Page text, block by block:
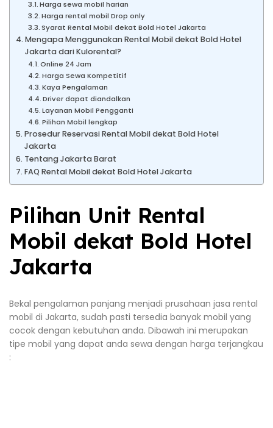
Harga sewa mobil harian
Harga rental mobil Drop only
Syarat Rental Mobil dekat Bold Hotel Jakarta
Mengapa Menggunakan Rental Mobil dekat Bold Hotel
Jakarta dari Kulorental?
Online 24 Jam
Harga Sewa Kompetitif
Kaya Pengalaman
Driver dapat diandalkan
Layanan Mobil Pengganti
Pilihan Mobil lengkap
Prosedur Reservasi Rental Mobil dekat Bold Hotel
Jakarta
Tentang Jakarta Barat
FAQ Rental Mobil dekat Bold Hotel Jakarta
Pilihan Unit Rental
Mobil dekat Bold Hotel
Jakarta
Bekal pengalaman panjang menjadi prusahaan jasa rental
mobil di Jakarta, sudah pasti tersedia banyak mobil yang
cocok dengan kebutuhan anda. Dibawah ini merupakan
tipe mobil yang dapat anda sewa dengan harga terjangkau
: